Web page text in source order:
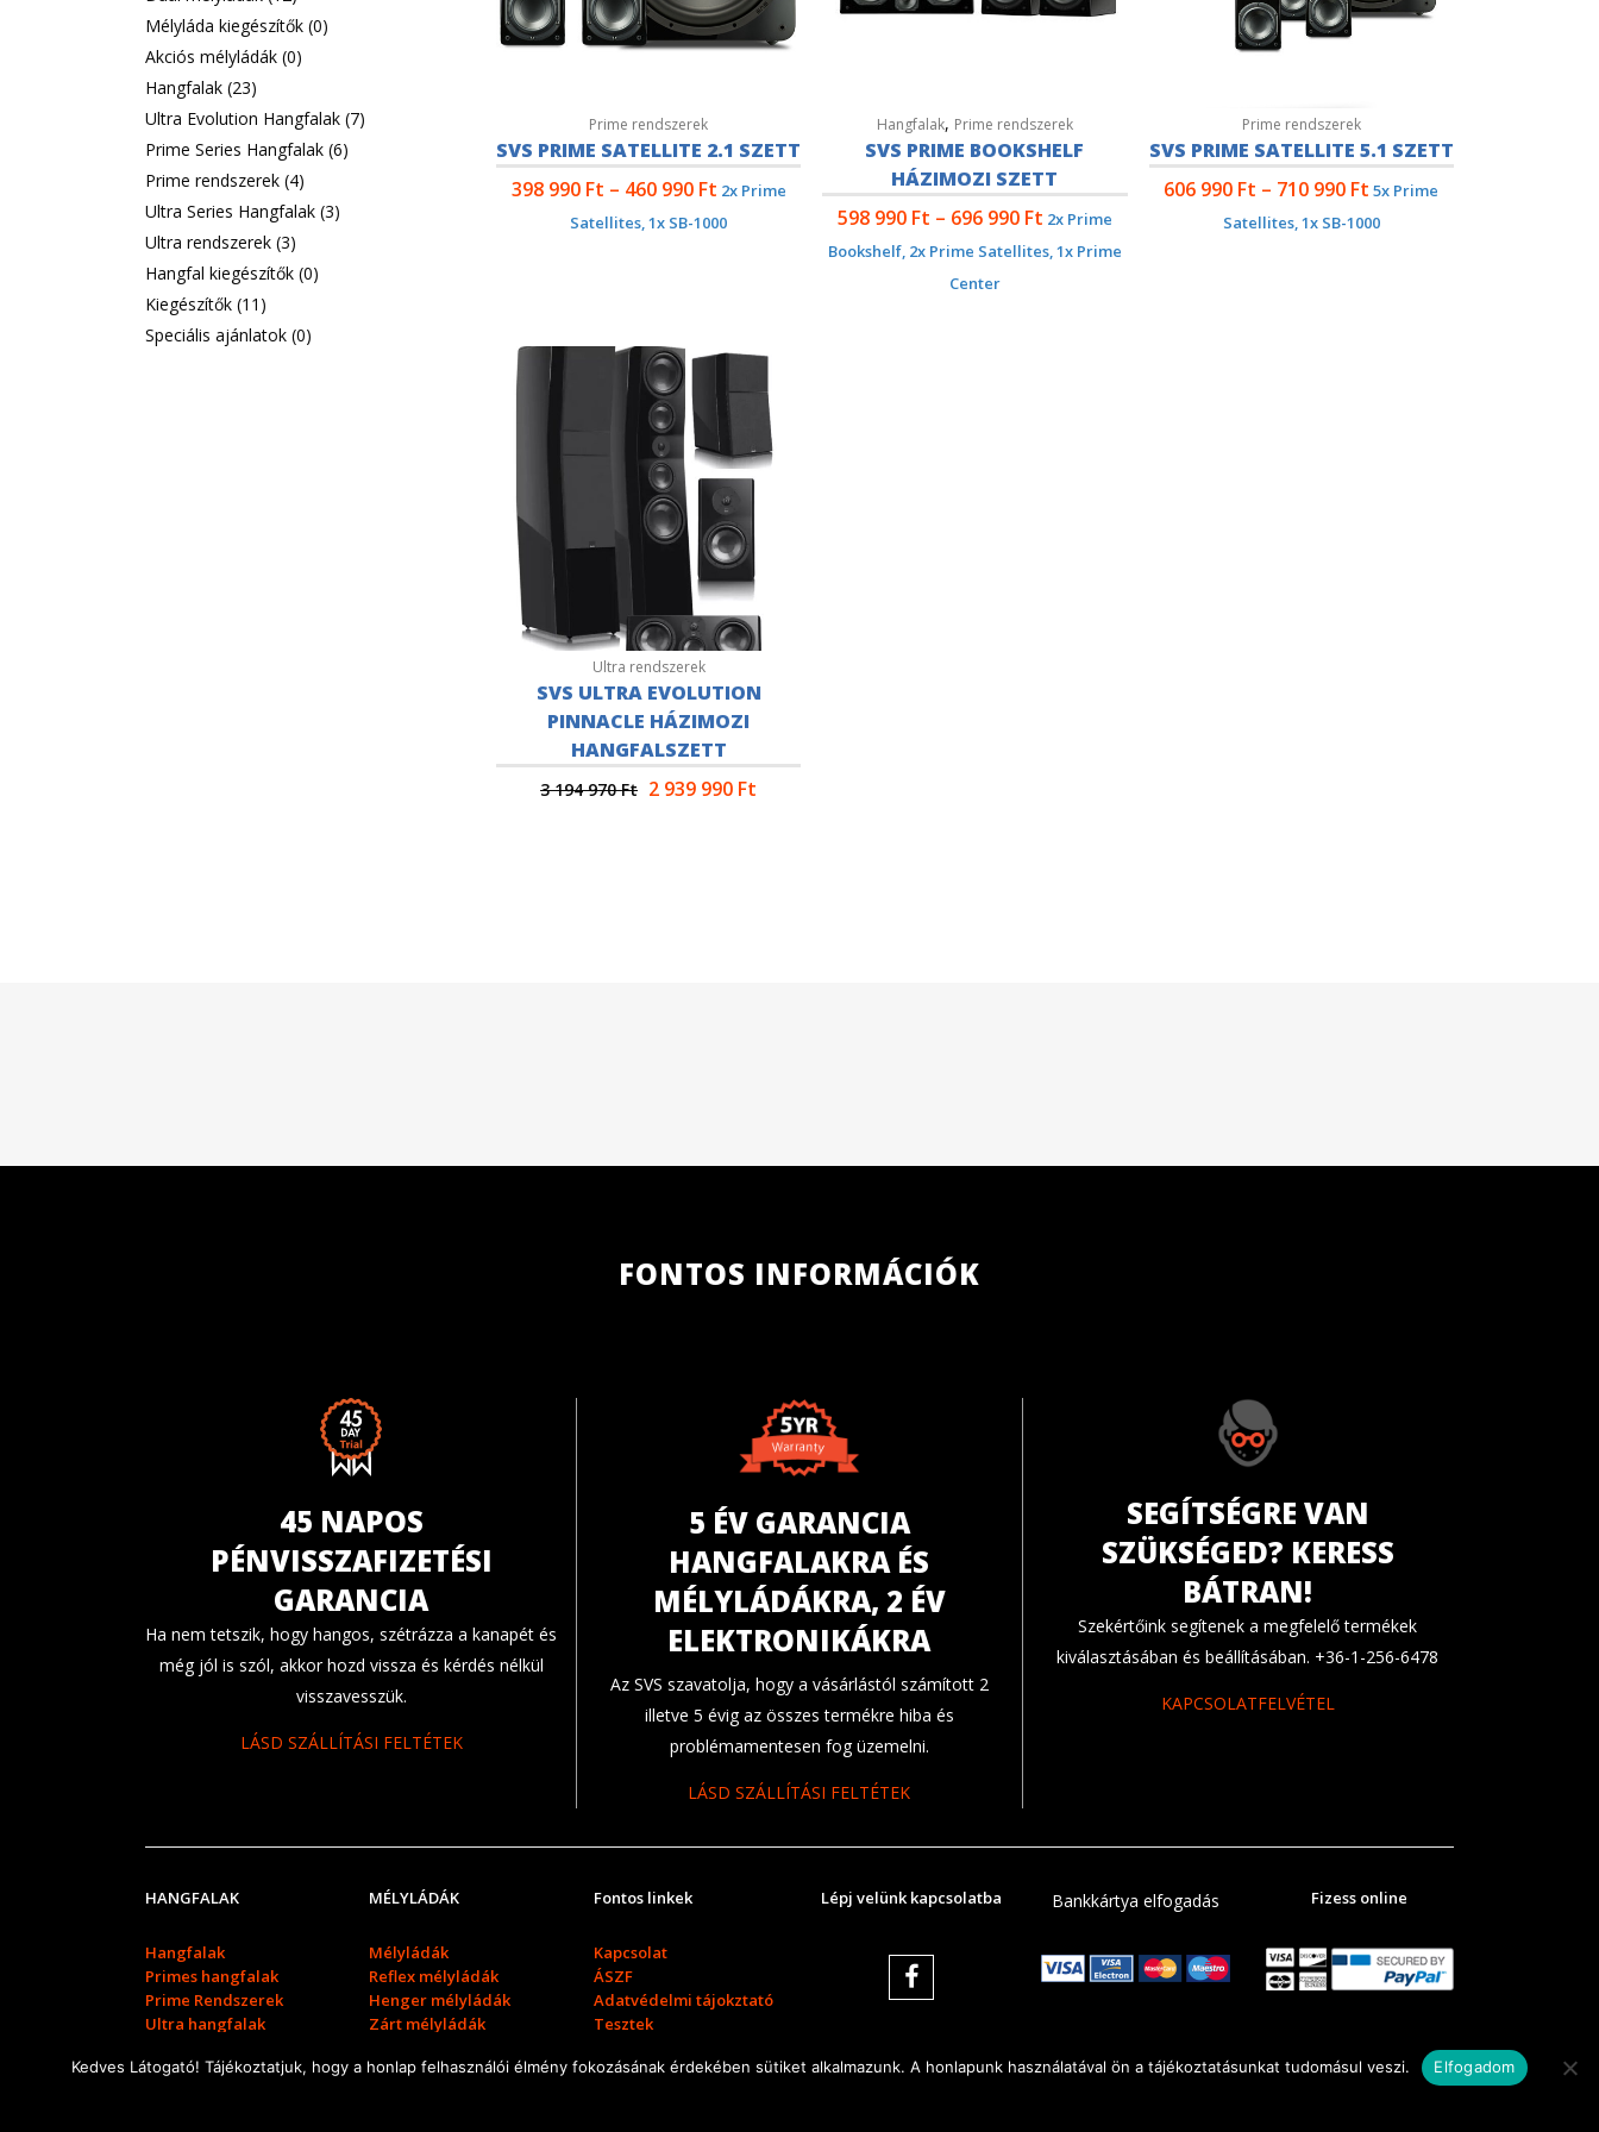
Mélyláda kiegészítők (0)
Akciós mélyládák (0)
Hangfalak (23)
Ultra Evolution Hangfalak (7)
Prime Series Hangfalak (6)
Prime rendszerek (4)
Ultra Series Hangfalak (3)
Ultra rendszerek (3)
Hangfal kiegészítők (0)
Kiegészítők (11)
Speciális ajánlatok (0)
Prime rendszerek
SVS PRIME SATELLITE 2.1 SZETT
398 990 Ft – 460 990 Ft 2x Prime
Satellites, 1x SB-1000
Hangfalak, Prime rendszerek
SVS PRIME BOOKSHELF
HÁZIMOZI SZETT
598 990 Ft – 696 990 Ft 2x Prime
Bookshelf, 2x Prime Satellites, 1x Prime
Center
Prime rendszerek
SVS PRIME SATELLITE 5.1 SZETT
606 990 Ft – 710 990 Ft 5x Prime
Satellites, 1x SB-1000
Ultra rendszerek
SVS ULTRA EVOLUTION
PINNACLE HÁZIMOZI
HANGFALSZETT
3 194 970Ft 2 939 990 Ft
FONTOS INFORMÁCIÓK
45 NAPOS
PÉNVISSZAFIZETÉSI
GARANCIA
Ha nem tetszik, hogy hangos, szétrázza a kanapét és
még jól is szól, akkor hozd vissza és kérdés nélkül
visszavesszük.
LÁSD SZÁLLÍTÁSI FELTÉTEK
5 ÉV GARANCIA
HANGFALAKRA ÉS
MÉLYLÁDÁKRA, 2 ÉV
ELEKTRONIKÁKRA
Az SVS szavatolja, hogy a vásárlástól számított 2
illetve 5 évig az összes termékre hiba és
problémamentesen fog üzemelni.
LÁSD SZÁLLÍTÁSI FELTÉTEK
SEGÍTSÉGRE VAN
SZÜKSÉGED? KERESS
BÁTRAN!
Szekértőink segítenek a megfelelő termékek
kiválasztásában és beállításában. +36-1-256-6478
KAPCSOLATFELVÉTEL
HANGFALAK
Hangfalak
Primes hangfalak
Prime Rendszerek
Ultra hangfalak
MÉLYLÁDÁK
Mélyládák
Reflex mélyládák
Henger mélyládák
Zárt mélyládák
Mélyláda kiegészítők
Fontos linkek
Kapcsolat
ÁSZF
Adatvédelmi tájokztató
Tesztek
Tippek/Trükkök
Lépj velünk kapcsolatba Bankkártya elfogadás Fizess online
Kedves Látogató! Tájékoztatjuk, hogy a honlap felhasználói élmény fokozásának érdekében sütiket alkalmazunk. A honlapunk használatával ön a tájékoztatásunkat tudomásul veszi. Elfogadom